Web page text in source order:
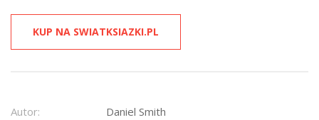
KUP NA SWIATKSIAZKI.PL
Autor: Daniel Smith